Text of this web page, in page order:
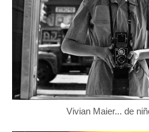
Vivian Maier... de